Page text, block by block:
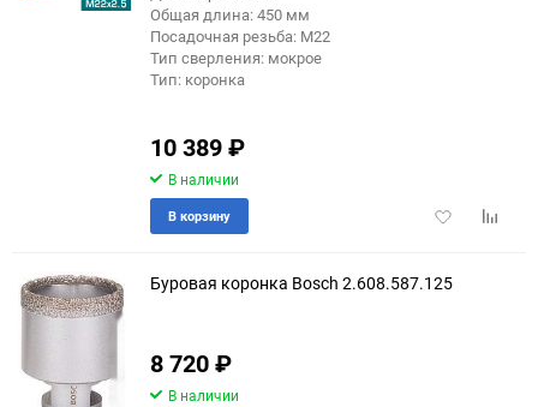
Общая длина: 450 мм
Посадочная резьба: М22
Тип сверления: мокрое
Тип: коронка
10 389₽
В наличии
Добавить
В корзину
Буровая коронка Bosch 2.608.587.125
8 720₽
В наличии